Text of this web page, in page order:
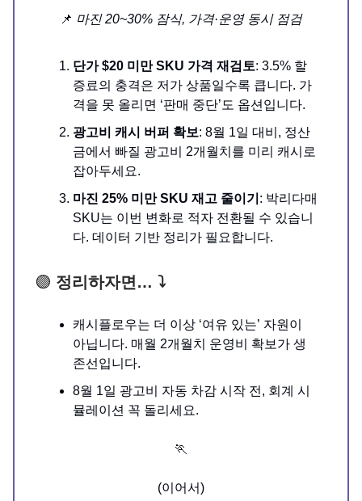
📌 마진 20~30% 잠식, 가격·운영 동시 점검
단가 $20 미만 SKU 가격 재검토: 3.5% 할
증료의 충격은 저가 상품일수록 큽니다. 가
격을 못 올리면 ‘판매 중단’도 옵션입니다.
광고비 캐시 버퍼 확보: 8월 1일 대비, 정산
금에서 빠질 광고비 2개월치를 미리 캐시로
잡아두세요.
마진 25% 미만 SKU 재고 줄이기 : 박리다매
SKU는 이번 변화로 적자 전환될 수 있습니
다. 데이터 기반 정리가 필요합니다.
🟣 정리하자면… ⤵️
캐시플로우는 더 이상 ‘여유 있는’ 자원이
아닙니다. 매월 2개월치 운영비 확보가 생
존선입니다.
8월 1일 광고비 자동 차감 시작 전, 회계 시
뮬레이션 꼭 돌리세요.
🏃
(이어서)